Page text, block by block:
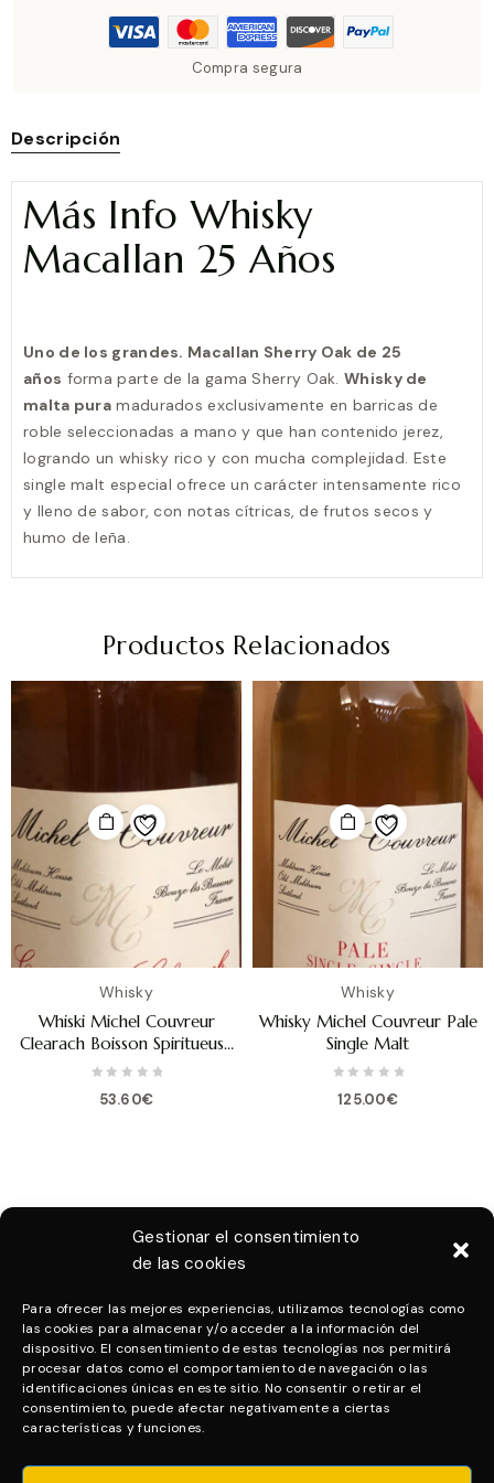
Gestionar el consentimiento
de las cookies
Para ofrecer las mejores experiencias, utilizamos tecnologías como
las cookies para almacenar y/o acceder a la información del
dispositivo. El consentimiento de estas tecnologías nos permitirá
procesar datos como el comportamiento de navegación o las
identificaciones únicas en este sitio. No consentir o retirar el
consentimiento, puede afectar negativamente a ciertas
características y funciones.
Compra segura
Descripción
Más Info Whisky
Macallan 25 Años
Uno de los grandes. Macallan Sherry Oak de 25
años forma parte de la gama Sherry Oak.Whisky de
malta pura madurados exclusivamente en barricas de
roble seleccionadas a mano y que han contenido jerez,
logrando un whisky rico y con mucha complejidad. Este
single malt especial ofrece un carácter intensamente rico
y lleno de sabor, con notas cítricas, de frutos secos y
humo de leña.
Productos Relacionados
Whisky
Whiski Michel Couvreur
Clearach Boisson Spiritueuse
De Cereales
53.60€
Whisky
Whisky Michel Couvreur Pale
Single Malt
125.00€